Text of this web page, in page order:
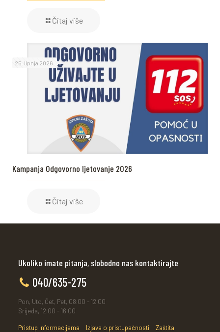
Čitaj više
25. lipnja 2026.
Kampanja Odgovorno ljetovanje 2026
Čitaj više
Ukoliko imate pitanja, slobodno nas kontaktirajte
040/635-275
Pon, Uto, Čet, Pet, 08:00 - 12:00
Srijeda, 12:00 - 16:00
Pristup informacijama Izjava o pristupačnosti
Zaštita